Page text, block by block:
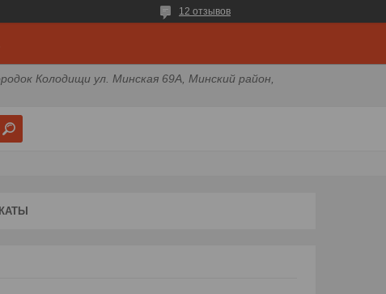
12 отзывов
Колодищи ул. Минская 69А, Минский район,